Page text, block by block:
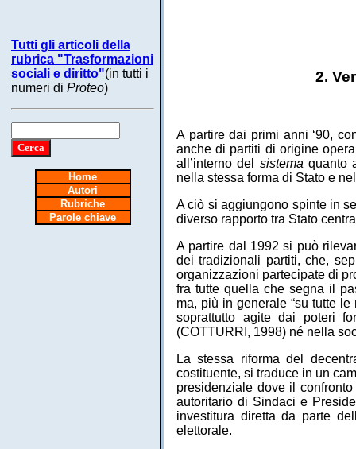
Tutti gli articoli della
rubrica "Trasformazioni
sociali e diritto"(in tutti i
numeri di Proteo)
Home
Autori
Rubriche
Parole chiave
2.
A partire dai primi anni ‘90,
anche di partiti di origine
all’interno del sistema quanto
nella stessa forma di Stato e
A ciò si aggiungono spinte in
diverso rapporto tra Stato
A partire dal 1992 si può
dei tradizionali partiti, che,
organizzazioni partecipate di
fra tutte quella che segna il
ma, più in generale “su tutte
soprattutto agite dai poteri
(COTTURRI, 1998) né nella
La stessa riforma del
costituente, si traduce in un
presidenziale dove il
autoritario di Sindaci e
investitura diretta da parte
elettorale.